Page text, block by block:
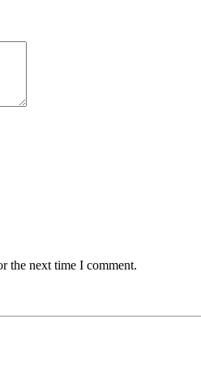
the next time I comment.